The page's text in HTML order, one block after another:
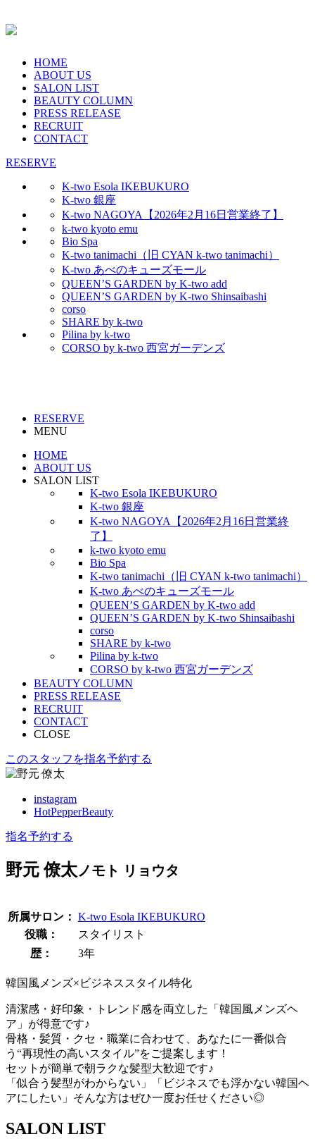
HOME
ABOUT US
SALON LIST
BEAUTY COLUMN
PRESS RELEASE
RECRUIT
CONTACT
RESERVE
K-two Esola IKEBUKURO
K-two 銀座
K-two NAGOYA【2026年2月16日営業終了】
k-two kyoto emu
Bio Spa
K-two tanimachi（旧 CYAN k-two tanimachi）
K-two あべのキューズモール
QUEEN’S GARDEN by K-two add
QUEEN’S GARDEN by K-two Shinsaibashi
corso
SHARE by k-two
Pilina by k-two
CORSO by k-two 西宮ガーデンズ
RESERVE
MENU
HOME
ABOUT US
SALON LIST
K-two Esola IKEBUKURO
K-two 銀座
K-two NAGOYA【2026年2月16日営業終
了】
k-two kyoto emu
Bio Spa
K-two tanimachi（旧 CYAN k-two tanimachi）
K-two あべのキューズモール
QUEEN’S GARDEN by K-two add
QUEEN’S GARDEN by K-two Shinsaibashi
corso
SHARE by k-two
Pilina by k-two
CORSO by k-two 西宮ガーデンズ
BEAUTY COLUMN
PRESS RELEASE
RECRUIT
CONTACT
CLOSE
このスタッフを指名予約する
instagram
HotPepperBeauty
指名予約する
野元 僚太ノモト リョウタ
所属サロン： K-two Esola IKEBUKURO
役職：
スタイリスト
歴：
3年
韓国風メンズ×ビジネススタイル特化
清潔感・好印象・トレンド感を両立した「韓国風メンズヘ
ア」が得意です♪
骨格・髪質・クセ・職業に合わせて、あなたに一番似合
う“再現性の高いスタイル”をご提案します！
セットが簡単で朝ラクな髪型大歓迎です♪
「似合う髪型がわからない」「ビジネスでも浮かない韓国ヘ
アにしたい」そんな方はぜひ一度お任せください◎
SALON LIST